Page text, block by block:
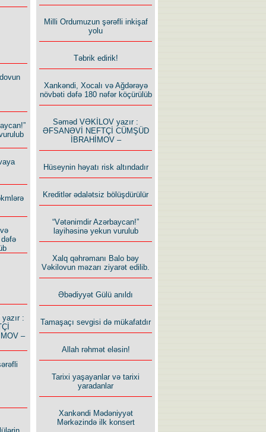
:
–
Milli Ordumuzun şərəfli inkişaf
yolu
Təbrik edirik!
Xankəndi, Xocalı və Ağdərəyə
növbəti dəfə 180 nəfər köçürülüb
Səməd VƏKİLOV yazır :
ƏFSANƏVİ NEFTÇİ CÜMŞÜD
İBRAHİMOV –
Hüseynin həyatı risk altındadır
Kreditlər ədalətsiz bölüşdürülür
“Vətənimdir Azərbaycan!”
layihəsinə yekun vurulub
Xalq qəhrəmanı Balo bəy
Vəkilovun məzarı ziyarət edilib.
Əbədiyyət Gülü anıldı
Tamaşaçı sevgisi də mükafatdır
Allah rəhmət eləsin!
Tarixi yaşayanlar və tarixi
yaradanlar
Xankəndi Mədəniyyət
Mərkəzində ilk konsert